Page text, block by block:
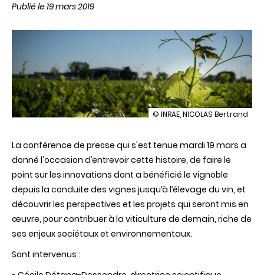
Publié le 19 mars 2019
illustration
propriété
de
l’Inra
:
50
ans
de
recherches
viti-
vinicoles
© INRAE, NICOLAS Bertrand
La conférence de presse qui s'est tenue mardi 19 mars a
donné l'occasion d’entrevoir cette histoire, de faire le
point sur les innovations dont a bénéficié le vignoble
depuis la conduite des vignes jusqu’à l’élevage du vin, et
découvrir les perspectives et les projets qui seront mis en
œuvre, pour contribuer à la viticulture de demain, riche de
ses enjeux sociétaux et environnementaux.
Sont intervenus :